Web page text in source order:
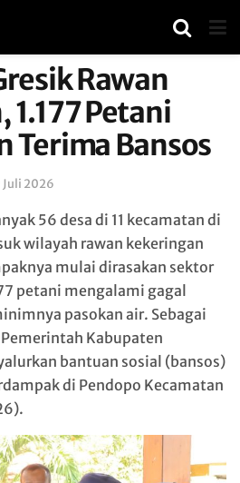
Rawan
Petani
Terima Bansos
Juli 2026
56 desa di 11 kecamatan di
wilayah rawan kekeringan
mulai dirasakan sektor
petani mengalami gagal
pasokan air. Sebagai
Kabupaten
bantuan sosial (bansos)
di Pendopo Kecamatan